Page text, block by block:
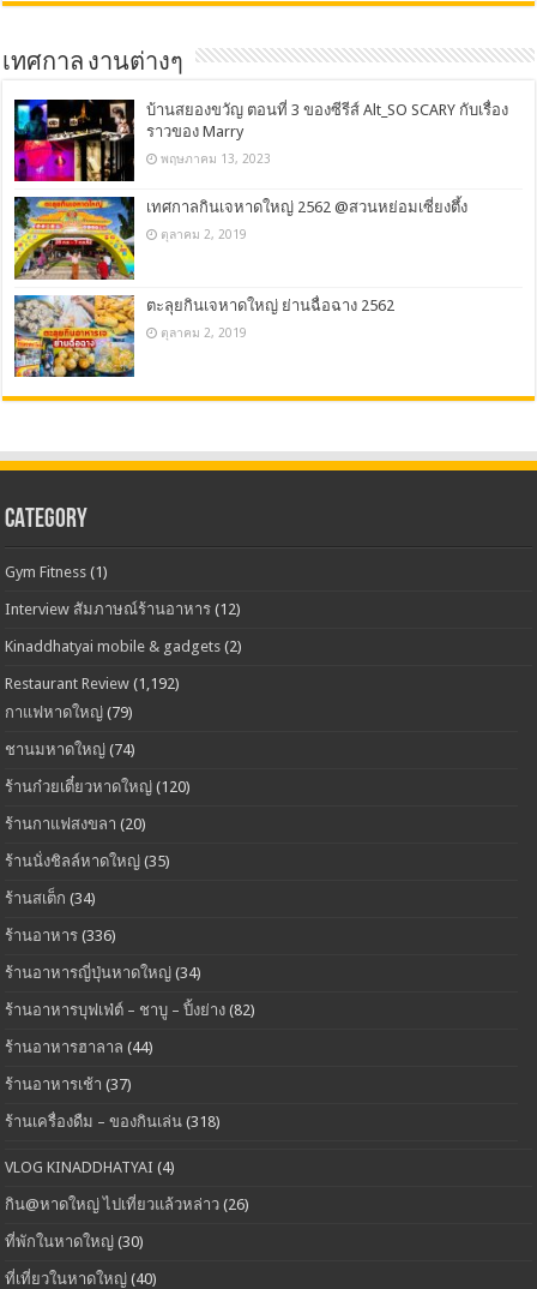
เทศกาล งานต่างๆ
บ้านสยองขวัญ ตอนที่ 3 ของซีรีส์ Alt_SO SCARY กับเรื่อง
ราวของ Marry
พฤษภาคม 13, 2023
เทศกาลกินเจหาดใหญ่ 2562 @สวนหย่อมเซี่ยงตึ้ง
ตุลาคม 2, 2019
ตะลุยกินเจหาดใหญ่ ย่านฉื่อฉาง 2562
ตุลาคม 2, 2019
CATEGORY
Gym Fitness (1)
Interview สัมภาษณ์ร้านอาหาร (12)
Kinaddhatyai mobile & gadgets (2)
Restaurant Review (1,192)
กาแฟหาดใหญ่ (79)
ชานมหาดใหญ่ (74)
ร้านก๋วยเตี๋ยวหาดใหญ่ (120)
ร้านกาแฟสงขลา (20)
ร้านนั่งชิลล์หาดใหญ่ (35)
ร้านสเต็ก (34)
ร้านอาหาร (336)
ร้านอาหารญี่ปุ่นหาดใหญ่ (34)
ร้านอาหารบุฟเฟ่ต์ – ชาบู – ปิ้งย่าง (82)
ร้านอาหารฮาลาล (44)
ร้านอาหารเช้า (37)
ร้านเครื่องดืม – ของกินเล่น (318)
VLOG KINADDHATYAI (4)
กิน@หาดใหญ่ ไปเที่ยวแล้วหล่าว (26)
ที่พักในหาดใหญ่ (30)
ที่เที่ยวในหาดใหญ่ (40)